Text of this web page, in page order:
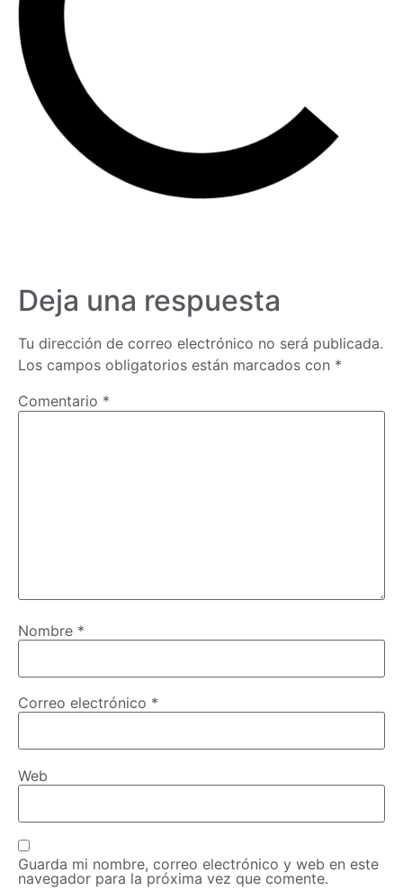
Deja una respuesta
Tu dirección de correo electrónico no será publicada.
Los campos obligatorios están marcados con *
Comentario *
Nombre *
Correo electrónico *
Web
Guarda mi nombre, correo electrónico y web en este
navegador para la próxima vez que comente.